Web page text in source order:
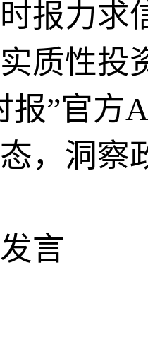
报力求
质性投
报”官方
，洞察
言